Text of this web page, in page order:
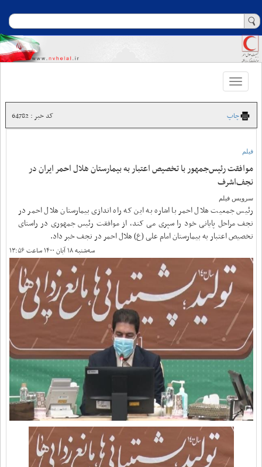
Toggle
navigation
چاپ کد خبر : 64782
فیلم
موافقت رئیس‌جمهور با تخصیص اعتبار به بیمارستان هلال احمر ایران در
نجف‌اشرف
سرویس فیلم
رئیس جمعیت هلال احمر با اشاره به این که راه اندازی بیمارستان هلال احمر در
نجف مراحل پایانی خود را سپری می کند، از موافقت رئیس جمهوری در راستای
تخصیص اعتبار به بیمارستان امام علی (ع) هلال احمر در نجف خبر داد.
سه‌شنبه ۱۸ آبان ۱۴۰۰ ساعت ۱۳:۵۶